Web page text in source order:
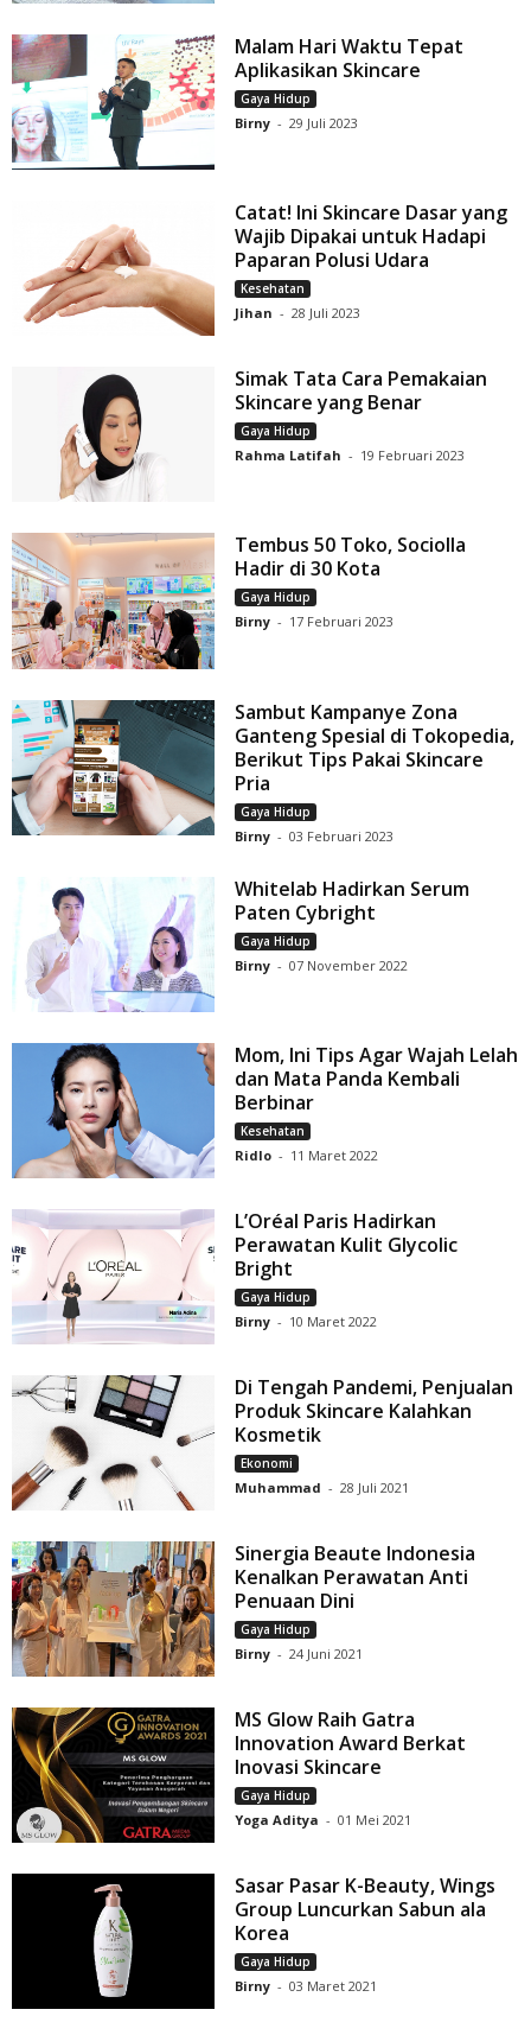
Malam Hari Waktu Tepat
Aplikasikan Skincare
Gaya Hidup
Birny - 29 Juli 2023
Catat! Ini Skincare Dasar yang
Wajib Dipakai untuk Hadapi
Paparan Polusi Udara
Kesehatan
Jihan - 28 Juli 2023
Simak Tata Cara Pemakaian
Skincare yang Benar
Gaya Hidup
Rahma Latifah - 19 Februari 2023
Tembus 50 Toko, Sociolla
Hadir di 30 Kota
Gaya Hidup
Birny - 17 Februari 2023
Sambut Kampanye Zona
Ganteng Spesial di Tokopedia,
Berikut Tips Pakai Skincare
Pria
Gaya Hidup
Birny - 03 Februari 2023
Whitelab Hadirkan Serum
Paten Cybright
Gaya Hidup
Birny - 07 November 2022
Mom, Ini Tips Agar Wajah Lelah
dan Mata Panda Kembali
Berbinar
Kesehatan
Ridlo - 11 Maret 2022
L’Oréal Paris Hadirkan
Perawatan Kulit Glycolic
Bright
Gaya Hidup
Birny - 10 Maret 2022
Di Tengah Pandemi, Penjualan
Produk Skincare Kalahkan
Kosmetik
Ekonomi
Muhammad - 28 Juli 2021
Sinergia Beaute Indonesia
Kenalkan Perawatan Anti
Penuaan Dini
Gaya Hidup
Birny - 24 Juni 2021
MS Glow Raih Gatra
Innovation Award Berkat
Inovasi Skincare
Gaya Hidup
Yoga Aditya - 01 Mei 2021
Sasar Pasar K-Beauty, Wings
Group Luncurkan Sabun ala
Korea
Gaya Hidup
Birny - 03 Maret 2021